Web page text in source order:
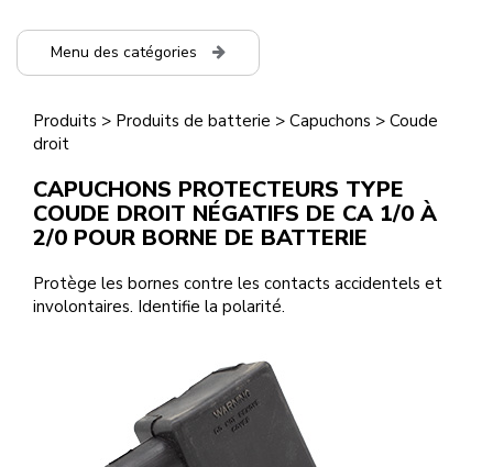
Menu des catégories
Produits > Produits de batterie > Capuchons > Coude
droit
CAPUCHONS PROTECTEURS TYPE
COUDE DROIT NÉGATIFS DE CA 1/0 À
2/0 POUR BORNE DE BATTERIE
Protège les bornes contre les contacts accidentels et
involontaires. Identifie la polarité.